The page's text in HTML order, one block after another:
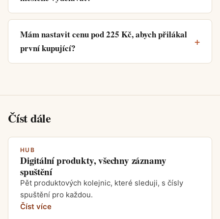
Mám nastavit cenu pod 225 Kč, abych přilákal
první kupující?
Číst dále
HUB
Digitální produkty, všechny záznamy
spuštění
Pět produktových kolejnic, které sleduji, s čísly
spuštění pro každou.
Číst více